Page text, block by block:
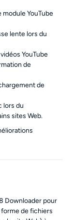
YouTube
lente lors du
YouTube
de
de
lors du
sites Web.
Downloader pour
de fichiers